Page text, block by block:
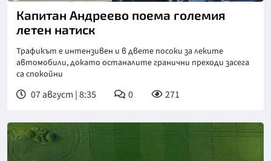
Капитан Андреево поема големия
летен натиск
Трафикът е интензивен и в двете посоки за леките
автомобили, докато останалите гранични преходи засега
са спокойни
07 август | 8:35 0 271